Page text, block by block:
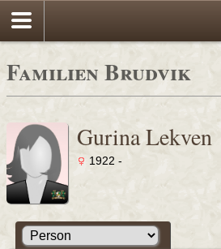
Familien Brudvik
Gurina Lekven
1922 -